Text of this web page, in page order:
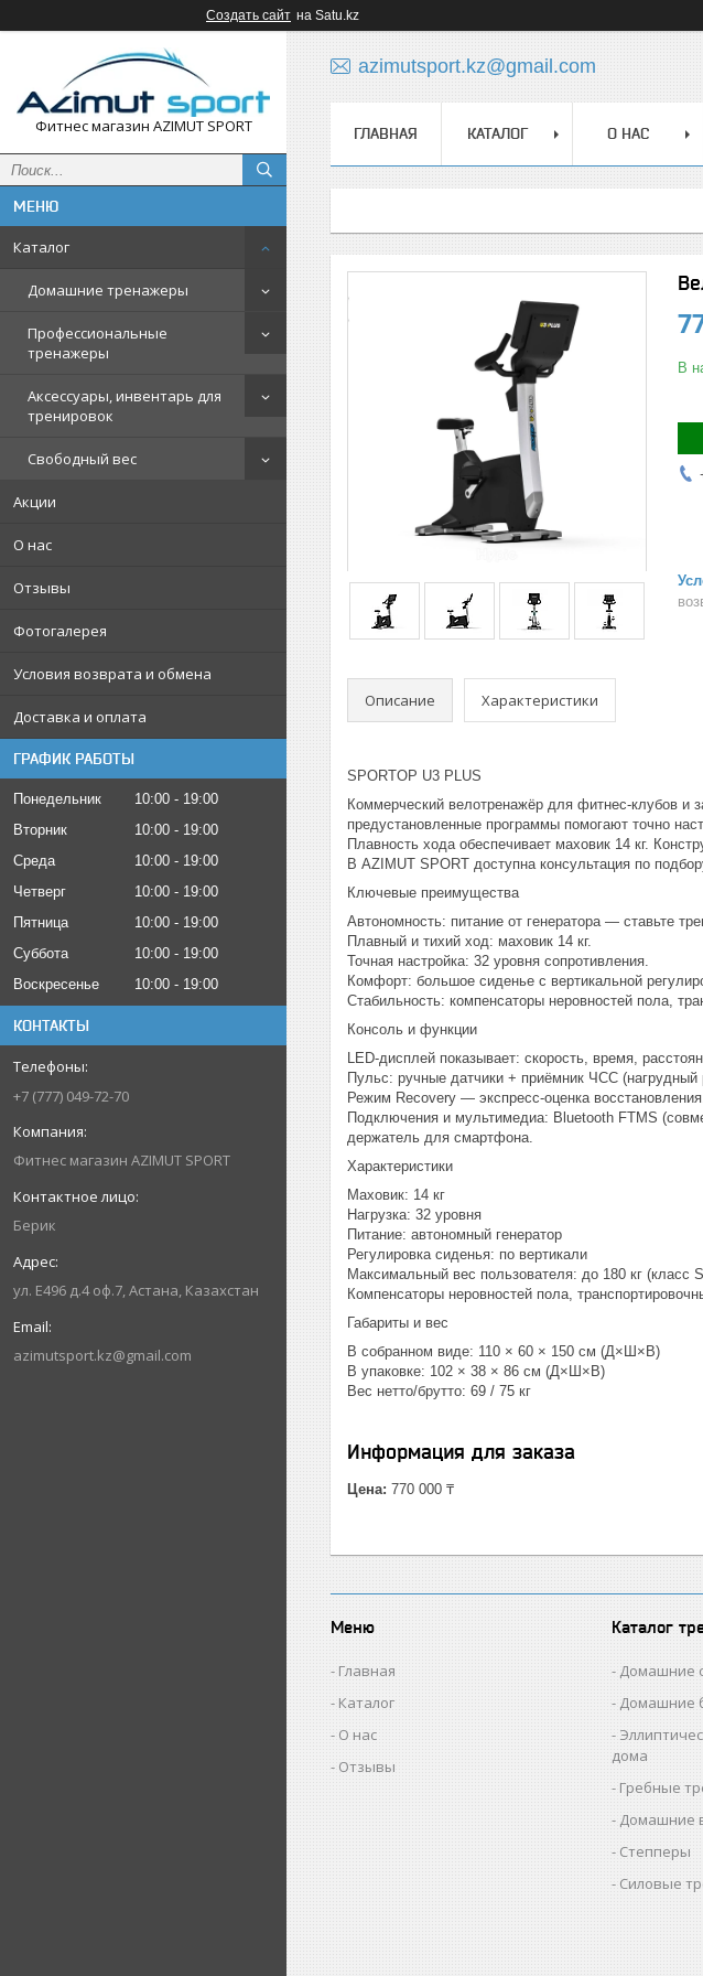
Создать сайт на Satu.kz
Фитнес магазин AZIMUT SPORT
Каталог
Домашние тренажеры
Профессиональные
тренажеры
Аксессуары, инвентарь для
тренировок
Свободный вес
Акции
О нас
Отзывы
Фотогалерея
Условия возврата и обмена
Доставка и оплата
ГРАФИК РАБОТЫ
Понедельник 10:00
19:00
Вторник
10:00
19:00
Среда
10:00
19:00
Четверг
10:00
19:00
Пятница
10:00
19:00
Суббота
10:00
19:00
Воскресенье
10:00 19:00
КОНТАКТЫ
+7 (777) 049-72-70
Фитнес магазин AZIMUT SPORT
Берик
ул. Е496 д.4 оф.7, Астана, Казахстан
azimutsport.kz@gmail.com
azimutsport.kz@gmail.com
ГЛАВНАЯ КАТАЛОГ О НАС
В
Описание Характеристики
SPORTOP U3 PLUS
Коммерческий велотренажёр для фитнес-клубов и
предустановленные программы помогают точно
Плавность хода обеспечивает маховик 14 кг.
В AZIMUT SPORT доступна консультация по
Ключевые преимущества
Автономность: питание от генератора — ставьте
Плавный и тихий ход: маховик 14 кг.
Точная настройка: 32 уровня сопротивления.
Комфорт: большое сиденье с вертикальной
Стабильность: компенсаторы неровностей пола,
Консоль и функции
LED-дисплей показывает: скорость, время,
Пульс: ручные датчики + приёмник ЧСС
Режим Recovery — экспресс-оценка
Подключения и мультимедиа: Bluetooth FTMS
держатель для смартфона.
Характеристики
Маховик: 14 кг
Нагрузка: 32 уровня
Питание: автономный генератор
Регулировка сиденья: по вертикали
Максимальный вес пользователя: до 180 кг (класс
Компенсаторы неровностей пола,
Габариты и вес
В собранном виде: 110 × 60 × 150 см (Д×Ш×В)
В упаковке: 102 × 38 × 86 см (Д×Ш×В)
Вес нетто/брутто: 69 / 75 кг
Информация для заказа
Цена: 770 000 ₸
Меню
Главная
Каталог
О нас
Отзывы
Каталог
Домашние
Домашние
дома
Гребные
Домашние
Степперы
Силовые